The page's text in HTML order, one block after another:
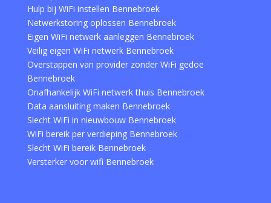
Hulp bij WiFi instellen Bennebroek
Netwerkstoring oplossen Bennebroek
Eigen WiFi netwerk aanleggen Bennebroek
Veilig eigen WiFi netwerk Bennebroek
Overstappen van provider zonder WiFi gedoe
Bennebroek
Onafhankelijk WiFi netwerk thuis Bennebroek
Data aansluiting maken Bennebroek
Slecht WiFi in nieuwbouw Bennebroek
WiFi bereik per verdieping Bennebroek
Slecht WiFi bereik Bennebroek
Versterker voor wifi Bennebroek